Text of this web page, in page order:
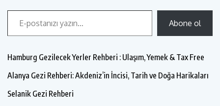
Abone ol
Hamburg Gezilecek Yerler Rehberi : Ulaşım, Yemek & Tax Free
Alanya Gezi Rehberi: Akdeniz’in İncisi, Tarih ve Doğa Harikaları
Selanik Gezi Rehberi